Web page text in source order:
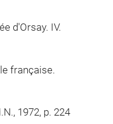
d'Orsay. IV.
française.
1972, p. 224